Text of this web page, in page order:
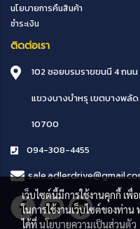
นโยบายการคืนสินค้า
ชำระเงิน
ติดต่อเรา
102 ซอยบรมราขขนนี 4 ถน
แขวงบางบำหรุ เขตบางพลัด
10700
094-308-4455
เว็บไซต์นี้มีการใช้งานคุกกี้ เ
ในการใช้งานเว็บไซต์ของท่า
ได้ที่นโยบายความเป็นส่วนตัว